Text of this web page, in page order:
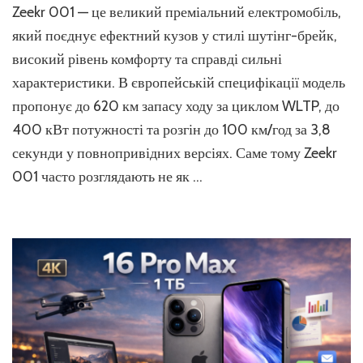
Zeekr
001:
ходу,
огляд
Zeekr 001 — це великий преміальний електромобіль,
який поєднує ефектний кузов у стилі шутінг-брейк,
високий рівень комфорту та справді сильні
характеристики. В європейській специфікації модель
пропонує до 620 км запасу ходу за циклом WLTP, до
400 кВт потужності та розгін до 100 км/год за 3,8
секунди у повнопривідних версіях. Саме тому Zeekr
001 часто розглядають не як …